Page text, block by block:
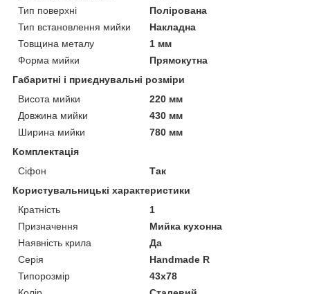
Тип поверхні
Полірована
Тип встановлення мийки
Накладна
Товщина металу
1 мм
Форма мийки
Прямокутна
Габаритні і приєднувальні розміри
Висота мийки
220 мм
Довжина мийки
430 мм
Ширина мийки
780 мм
Комплектація
Сіфон
Так
Користувальницькі характеристики
Кратність
1
Призначення
Мийка кухонна
Наявність крила
Да
Серія
Handmade R
Типорозмір
43x78